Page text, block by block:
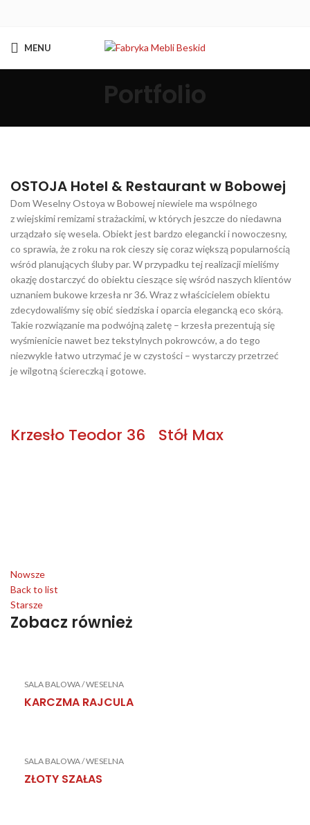
MENU
Portfolio
OSTOJA Hotel & Restaurant w Bobowej
Dom Weselny Ostoya w Bobowej niewiele ma wspólnego
z wiejskimi remizami strażackimi, w których jeszcze do niedawna
urządzało się wesela. Obiekt jest bardzo elegancki i nowoczesny,
co sprawia, że z roku na rok cieszy się coraz większą popularnością
wśród planujących śluby par. W przypadku tej realizacji mieliśmy
okazję dostarczyć do obiektu cieszące się wśród naszych klientów
uznaniem bukowe krzesła nr 36. Wraz z właścicielem obiektu
zdecydowaliśmy się obić siedziska i oparcia elegancką eco skórą.
Takie rozwiązanie ma podwójną zaletę – krzesła prezentują się
wyśmienicie nawet bez tekstylnych pokrowców, a do tego
niezwykle łatwo utrzymać je w czystości – wystarczy przetrzeć
je wilgotną ściereczką i gotowe.
Krzesło Teodor 36 Stół Max
Nowsze
Back to list
Starsze
Zobacz również
SALA BALOWA / WESELNA
KARCZMA RAJCULA
SALA BALOWA / WESELNA
ZŁOTY SZAŁAS